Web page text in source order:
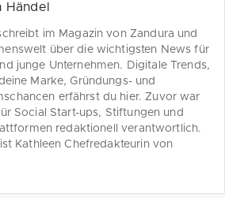
Punkte deines
Händel
im Magazin von Zandura und
über die wichtigsten News für
junge Unternehmen. Digitale Trends,
Marke, Gründungs- und
erfährst du hier. Zuvor war
Social Start-ups, Stiftungen und
redaktionell verantwortlich.
Kathleen Chefredakteurin von